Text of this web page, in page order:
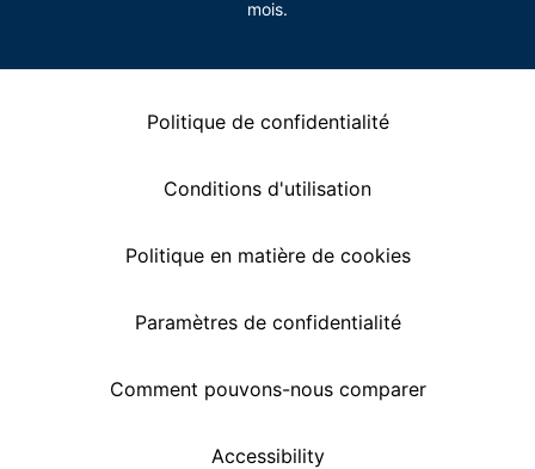
mois.
Politique de confidentialité
Conditions d'utilisation
Politique en matière de cookies
Paramètres de confidentialité
Comment pouvons-nous comparer
Accessibility